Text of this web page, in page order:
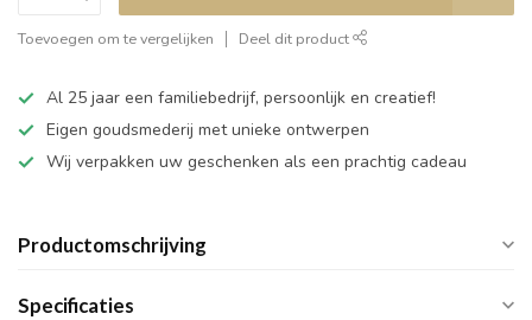
Toevoegen om te vergelijken Deel dit product
Al 25 jaar een familiebedrijf, persoonlijk en creatief!
Eigen goudsmederij met unieke ontwerpen
Wij verpakken uw geschenken als een prachtig cadeau
Productomschrijving
Specificaties